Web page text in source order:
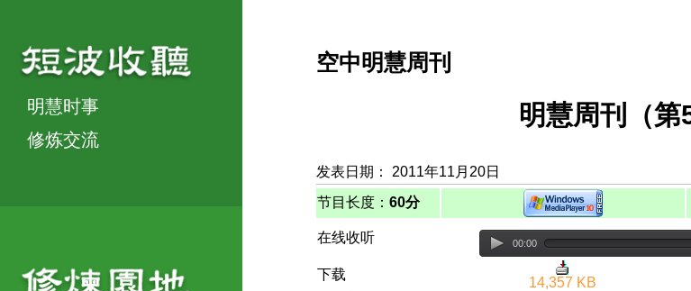
明慧时事
修炼交流
空中明慧周刊
明慧周刊（第
发表日期： 2011年11月20日
节目长度： 60分
在线收听 00:00
下载
14,357 KB